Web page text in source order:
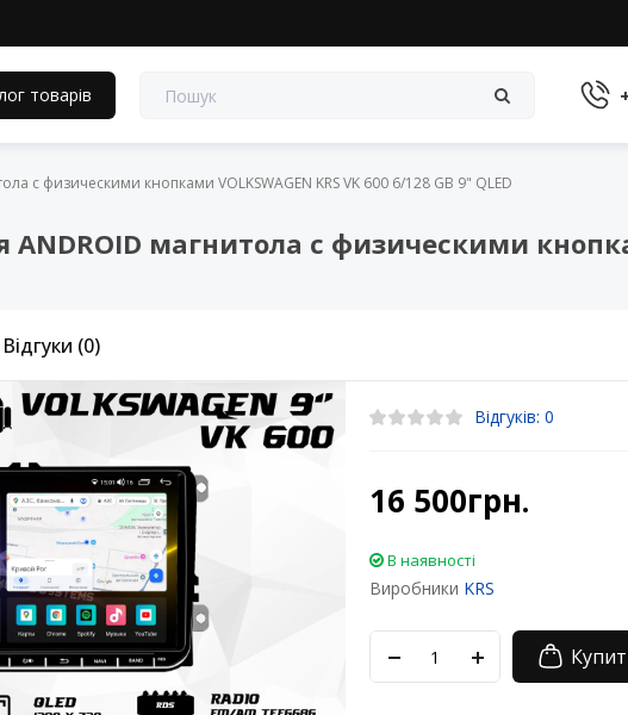
товарів
с физическими кнопками VOLKSWAGEN KRS VK 600 6/128 GB 9" QLED
магнитола с физическими
Відгуки (0)
Відгуків: 0
16 500грн.
В наявності
Виробники KRS